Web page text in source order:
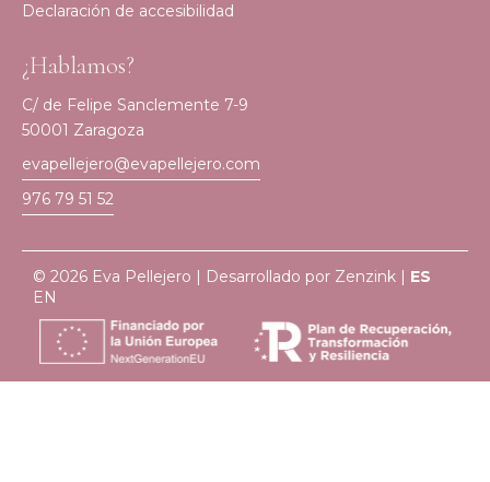
Declaración de accesibilidad
¿Hablamos?
C/ de Felipe Sanclemente 7-9
50001 Zaragoza
evapellejero@evapellejero.com
976 79 51 52
© 2026 Eva Pellejero | Desarrollado por Zenzink | ES
EN